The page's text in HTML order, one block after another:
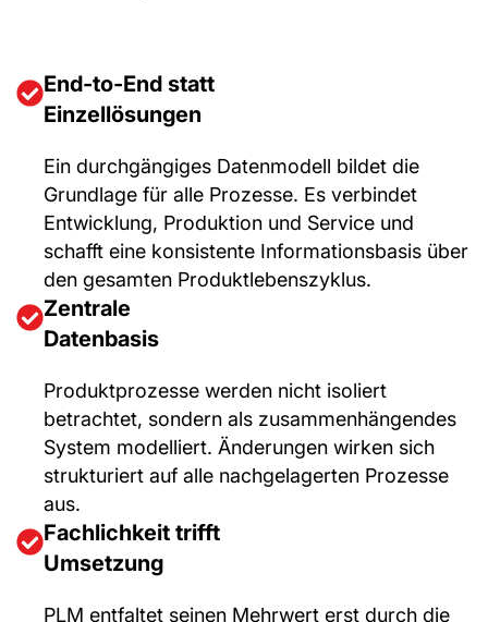
End-to-End statt
Einzellösungen
Ein durchgängiges Datenmodell bildet die
Grundlage für alle Prozesse. Es verbindet
Entwicklung, Produktion und Service und
schafft eine konsistente Informationsbasis über
den gesamten Produktlebenszyklus.
Zentrale
Datenbasis
Produktprozesse werden nicht isoliert
betrachtet, sondern als zusammenhängendes
System modelliert. Änderungen wirken sich
strukturiert auf alle nachgelagerten Prozesse
aus.
Fachlichkeit trifft
Umsetzung
PLM entfaltet seinen Mehrwert erst durch die